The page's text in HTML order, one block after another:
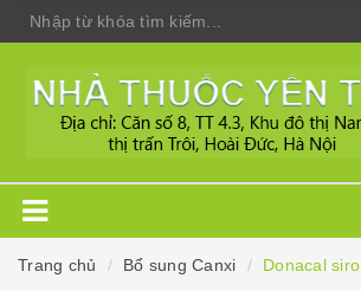
Trang chủ Bổ sung Canxi Donacal siro